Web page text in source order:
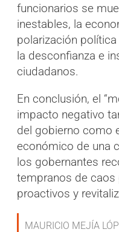
funcionarios se
inestables, la
polarización
la desconfianza e
ciudadanos.
En conclusión, el
impacto negativo
del gobierno como
económico de una
los gobernantes
tempranos de
proactivos y
MAURICIO MEJÍA